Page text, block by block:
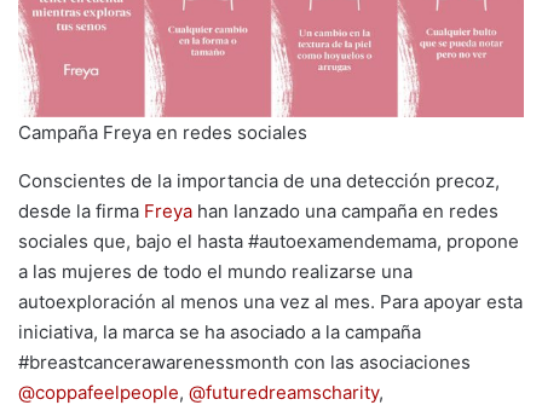
Campaña Freya en redes sociales
Conscientes de la importancia de una detección precoz,
desde la firma Freya han lanzado una campaña en redes
sociales que, bajo el hasta #autoexamendemama, propone
a las mujeres de todo el mundo realizarse una
autoexploración al menos una vez al mes. Para apoyar esta
iniciativa, la marca se ha asociado a la campaña
#breastcancerawarenessmonth con las asociaciones
@coppafeelpeople, @futuredreamscharity,